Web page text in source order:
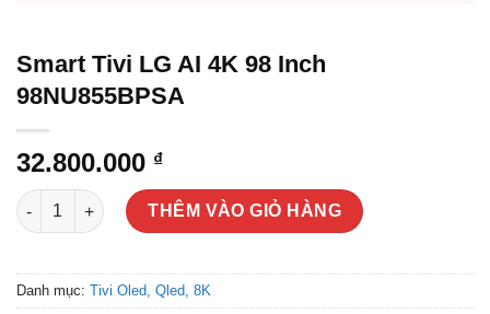
Smart Tivi LG AI 4K 98 Inch
98NU855BPSA
32.800.000 ₫
Smart Tivi LG AI 4K 98 Inch 98NU855BPSA số lượng
THÊM VÀO GIỎ HÀNG
Danh mục: Tivi Oled, Qled, 8K